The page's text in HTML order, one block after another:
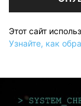
Этот сайт
Узнайте, как